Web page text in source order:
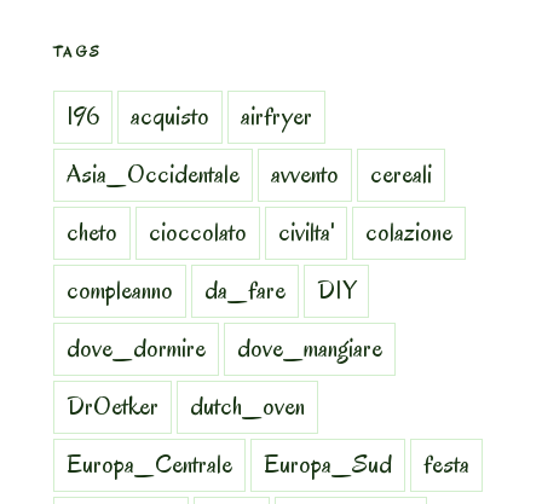
TAGS
196 acquisto
airfryer
Asia_Occidentale
avvento
cereali
cheto
cioccolato civilta'
colazione
compleanno
da_fare
DIY
dove_dormire
dove_mangiare
DrOetker
dutch_oven
Europa_Centrale
Europa_Sud
festa